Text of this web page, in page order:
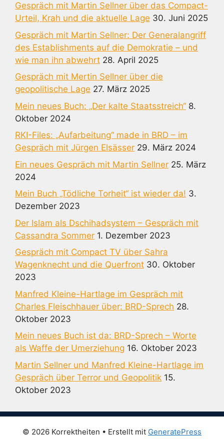
Gespräch mit Martin Sellner über das Compact-
Urteil, Krah und die aktuelle Lage 30. Juni 2025
Gespräch mit Martin Sellner: Der Generalangriff
des Establishments auf die Demokratie – und
wie man ihn abwehrt 28. April 2025
Gespräch mit Mertin Sellner über die
geopolitische Lage 27. März 2025
Mein neues Buch: „Der kalte Staatsstreich“ 8.
Oktober 2024
RKI-Files: „Aufarbeitung“ made in BRD – im
Gespräch mit Jürgen Elsässer 29. März 2024
Ein neues Gespräch mit Martin Sellner 25. März
2024
Mein Buch „Tödliche Torheit“ ist wieder da! 3.
Dezember 2023
Der Islam als Dschihadsystem – Gespräch mit
Cassandra Sommer 1. Dezember 2023
Gespräch mit Compact TV über Sahra
Wagenknecht und die Querfront 30. Oktober
2023
Manfred Kleine-Hartlage im Gespräch mit
Charles Fleischhauer über: BRD-Sprech 28.
Oktober 2023
Mein neues Buch ist da: BRD-Sprech – Worte
als Waffe der Umerziehung 16. Oktober 2023
Martin Sellner und Manfred Kleine-Hartlage im
Gespräch über Terror und Geopolitik 15.
Oktober 2023
© 2026 Korrektheiten • Erstellt mit GeneratePress